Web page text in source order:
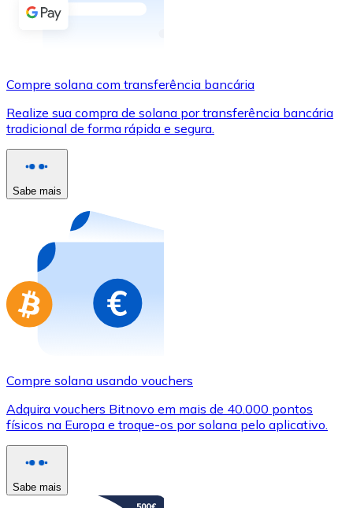
Transferência SEPA
Use cartões Visa e Mastercard para comprar
Comprar com cartão
Compre cartões-presente das suas marcas favoritas
Ir para a loja de cartões-presente
Compre solana com transferência bancária
Realize sua compra de solana por transferência bancária
tradicional de forma rápida e segura.
Sabe mais
Compre solana usando vouchers
Adquira vouchers Bitnovo em mais de 40.000 pontos
físicos na Europa e troque-os por solana pelo aplicativo.
Sabe mais